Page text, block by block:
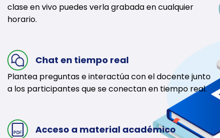
clase en vivo puedes verla grabada en cualquier
horario.
Chat en tiempo real
Plantea preguntas e interactúa con el docente junto
a los participantes que se conectan en tiempo real.
Acceso a material académico